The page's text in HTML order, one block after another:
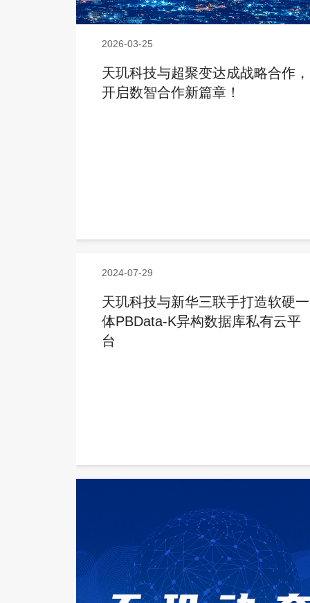
2026-03-25
天玑科技与超聚变达成战略合作，
开启数智合作新篇章！
2024-07-29
天玑科技与新华三联手打造软硬一
体PBData-K异构数据库私有云平
台